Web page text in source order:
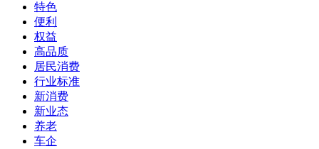
特色
便利
权益
高品质
居民消费
行业标准
新消费
新业态
养老
车企